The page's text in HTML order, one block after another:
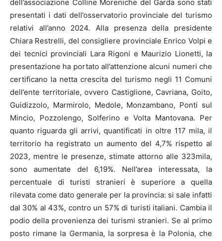
dell’associazione Colline Moreniche del Garda sono stati
presentati i dati dell’osservatorio provinciale del turismo
relativi all’anno 2024. Alla presenza della presidente
Chiara Restrelli, del consigliere provinciale Enrico Volpi e
dei tecnici provinciali Lara Rigoni e Maurizio Lionetti, la
presentazione ha portato all’attenzione alcuni numeri che
certificano la netta crescita del turismo negli 11 Comuni
dell’ente territoriale, ovvero Castiglione, Cavriana, Goito,
Guidizzolo, Marmirolo, Medole, Monzambano, Ponti sul
Mincio, Pozzolengo, Solferino e Volta Mantovana. Per
quanto riguarda gli arrivi, quantificati in oltre 117 mila, il
territorio ha registrato un aumento del 4,7% rispetto al
2023, mentre le presenze, stimate attorno alle 323mila,
sono aumentate del 6,19%. Nell’area interessata, la
percentuale di turisti stranieri è superiore a quella
rilevata come dato generale per la provincia: si sale infatti
dal 30% al 43%, contro un 57% di turisti italiani. Cambia il
podio della provenienza dei turismi stranieri. Se al primo
posto rimane la Germania, la sorpresa è la Polonia, che